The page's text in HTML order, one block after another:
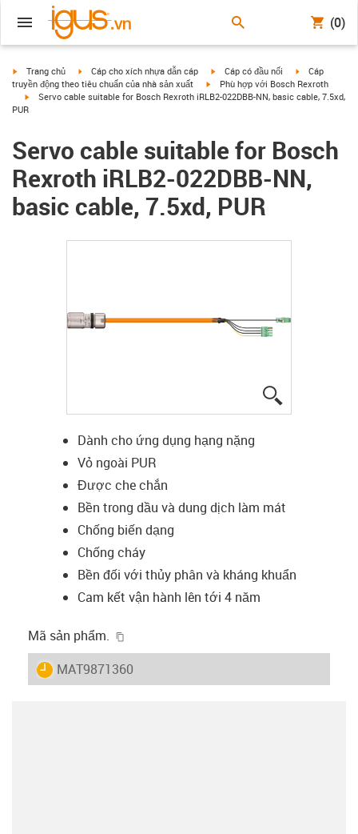
(0)
igus-icon-arrow-right
Trang chủ igus-icon-arrow-right
Cáp cho xích nhựa dẫn cáp igus-icon-arrow-right
Cáp có đầu nối igus-icon-
Cáp
truyền động theo tiêu chuẩn của nhà sản xuất
igus-icon-arrow-right
Phù hợp với Bosch Rexroth
igus-icon-arrow-right
Servo cable suitable for Bosch Rexroth iRLB2-022DBB-NN, basic cable, 7.5xd,
PUR
Servo cable suitable for Bosch
Rexroth iRLB2-022DBB-NN,
basic cable, 7.5xd, PUR
Dành cho ứng dụng hạng nặng
Vỏ ngoài PUR
Được che chắn
Bền trong dầu và dung dịch làm mát
Chống biến dạng
Chống cháy
Bền đối với thủy phân và kháng khuẩn
Cam kết vận hành lên tới 4 năm
Mã sản phẩm.
igus-icon-lieferzeit
MAT9871360